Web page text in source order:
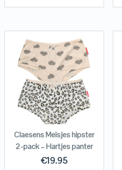
Claesens Meisjes hipster
2-pack – Hartjes panter
€19.95